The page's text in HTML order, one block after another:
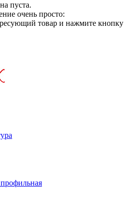
пуста.
очень просто:
товар и нажмите кнопку